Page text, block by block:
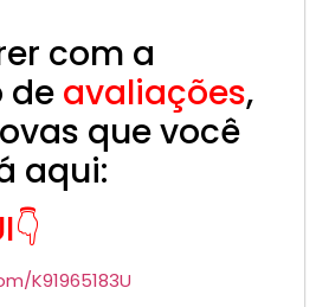
com a
de avaliações,
que você
aqui:
K91965183U